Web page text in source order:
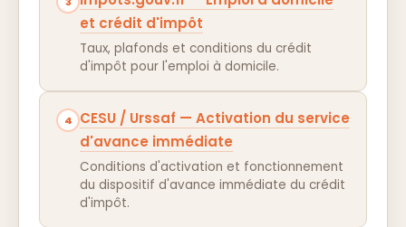
et crédit d'impôt
Taux, plafonds et conditions du crédit
d'impôt pour l'emploi à domicile.
4
CESU / Urssaf — Activation du service
d'avance immédiate
Conditions d'activation et fonctionnement
du dispositif d'avance immédiate du crédit
d'impôt.